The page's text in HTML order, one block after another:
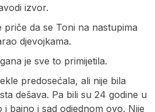
izvor.
priče da se Toni na nastupima
djevojkama.
je sve to primijetila.
predosećala, ali nije bila
dešava. Pa bili su 24 godine u
bajno i sad odjednom ovo. Nije